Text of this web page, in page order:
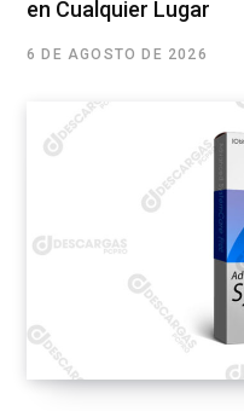
en Cualquier Lugar
6 DE AGOSTO DE 2026